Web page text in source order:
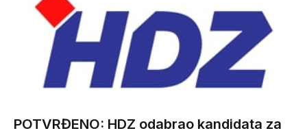
POTVRĐENO: HDZ odabrao kandidata za